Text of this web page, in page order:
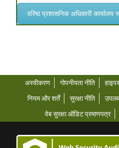
वरिष्ठ प्रशासनिक अधिकारी कार्यालय
अस्वीकरण गोपनीयता नीति
नियम और शर्तें
सुरक्षा नीति
वेब सुरक्षा ऑडिट प्रमाणपत्र